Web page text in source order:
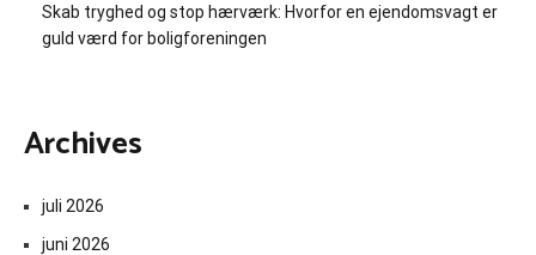
Skab tryghed og stop hærværk: Hvorfor en ejendomsvagt er
guld værd for boligforeningen
Archives
juli 2026
juni 2026